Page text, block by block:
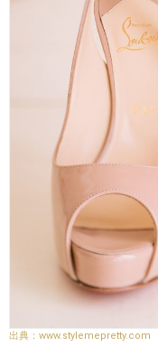
www.stylemepretty.com